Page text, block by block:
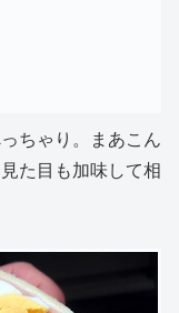
ちゃり。まあこん
た目も加味して相